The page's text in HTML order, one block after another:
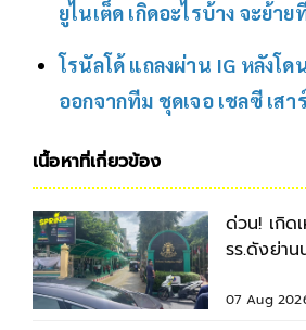
ยูไนเต็ด เกิดอะไรบ้าง จะย้าย
โรนัลโด้ แถลงผ่าน IG หลังโ
ออกจากทีม ชุดเจอ เชลซี เสา
เนื้อหาที่เกี่ยวข้อง
ด่วน! เกิด
รร.ดังย่า
07 Aug